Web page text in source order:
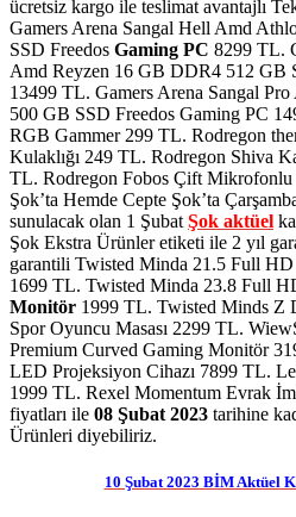
ücretsiz kargo ile teslimat avantajlı
Gamers Arena Sangal Hell Amd
SSD Freedos Gaming PC 8299 TL.
Amd Reyzen 16 GB DDR4 512 GB
13499 TL. Gamers Arena Sangal
500 GB SSD Freedos Gaming PC
RGB Gammer 299 TL. Rodregon
Kulaklığı 249 TL. Rodregon Shiva
TL. Rodregon Fobos Çift
Şok’ta Hemde Cepte Şok’ta
sunulacak olan 1 Şubat Şok aktüel
Şok Ekstra Ürünler etiketi ile 2 yıl
garantili Twisted Minda 21.5 Full
1699 TL. Twisted Minda 23.8 Full
Monitör 1999 TL. Twisted Minds Z
Spor Oyuncu Masası 2299 TL.
Premium Curved Gaming Monitör
LED Projeksiyon Cihazı 7899 TL.
1999 TL. Rexel Momentum Evrak
fiyatları ile 08 Şubat 2023 tarihine
Ürünleri diyebiliriz.
10 Şubat 2023 BİM Aktüel